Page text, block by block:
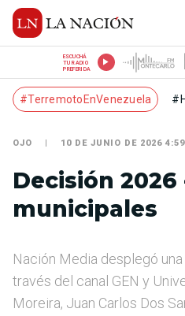
ESCUCHÁ
TU RADIO
PREFERIDA
#TerremotoEnVenezuela
OJO 10 DE JUNIO DE 2026 4:59
Decisión
municipales
Nación Media desplegó
través del canal GEN y
Moreira, Juan Carlos Dos